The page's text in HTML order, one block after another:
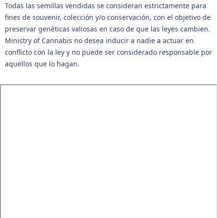
Todas las semillas vendidas se consideran estrictamente para
fines de souvenir, colección y/o conservación, con el objetivo de
preservar genéticas valiosas en caso de que las leyes cambien.
Ministry of Cannabis no desea inducir a nadie a actuar en
conflicto con la ley y no puede ser considerado responsable por
aquellos que lo hagan.